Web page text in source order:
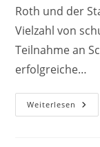
Roth und der
Vielzahl von
Teilnahme an
erfolgreiche…
Weiterlesen